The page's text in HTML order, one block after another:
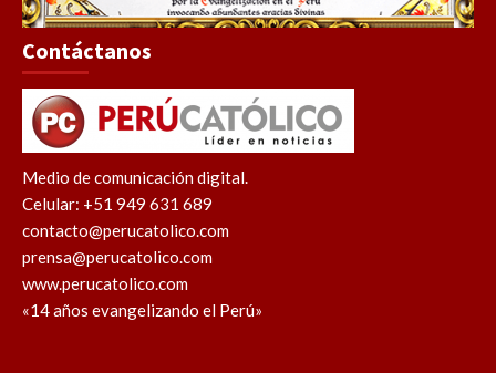
Contáctanos
Medio de comunicación digital.
Celular: +51 949 631 689
contacto@perucatolico.com
prensa@perucatolico.com
www.perucatolico.com
«14 años evangelizando el Perú»